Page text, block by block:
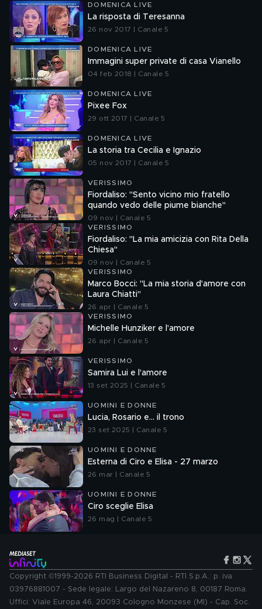
DOMENICA LIVE
La risposta di Teresanna
26 nov 2017 | Canale 5
DOMENICA LIVE
Immagini super private di casa Vianello
04 feb 2018 | Canale 5
DOMENICA LIVE
Pixee Fox
29 ott 2017 | Canale 5
DOMENICA LIVE
La storia tra Cecilia e Ignazio
05 nov 2017 | Canale 5
VERISSIMO
Fiordaliso: "Sento vicino mio fratello
quando vedo delle piume bianche"
09 nov | Canale 5
VERISSIMO
Fiordaliso: "La mia amicizia con Rita Della
Chiesa"
09 nov | Canale 5
VERISSIMO
Marco Bocci: "La mia storia d'amore con
Laura Chiatti"
26 apr | Canale 5
VERISSIMO
Michelle Hunziker e l'amore
26 apr | Canale 5
VERISSIMO
Samira Lui e l'amore
13 set 2025 | Canale 5
UOMINI E DONNE
Lucia, Rosario e... il trono
23 set 2025 | Canale 5
UOMINI E DONNE
Esterna di Ciro e Elisa - 27 marzo
26 mar | Canale 5
UOMINI E DONNE
Ciro sceglie Elisa
26 mag | Canale 5
Copyright ©1999-2026 RTI Business Digital - RTI S.p.A.: p. iva
03976881007 - Sede legale: Largo del Nazareno 8, 00187 Roma.
Uffici: Viale Europa 46, 20093 Cologno Monzese (MI) - Cap. Soc.